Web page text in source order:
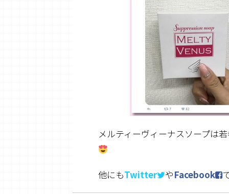
メルティーヴィーナスソープは
他にもTwitter やFacebook